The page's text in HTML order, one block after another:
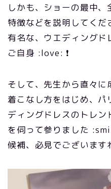
しかも、ショーの最中
特徴などを説明してく
有名な、ウエディングド
ご自身 :love: ❗
そして、先生から直々に
着こなし方をはじめ、パ
ディングドレスのトレ
を伺って参りました
候補、必見でございま